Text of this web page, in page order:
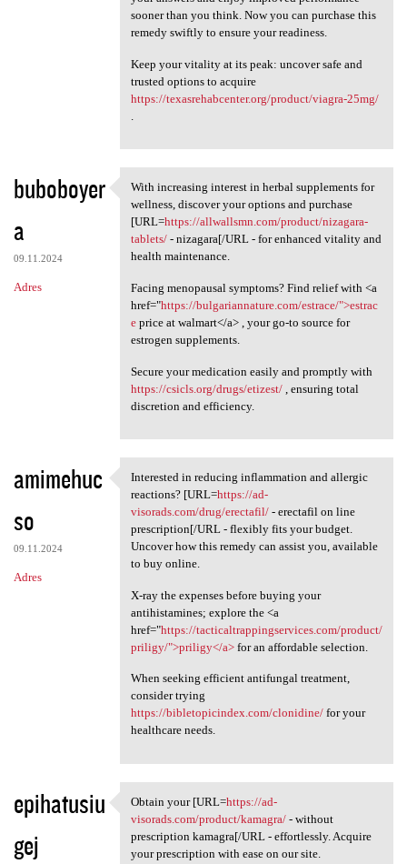
sooner than you think. Now you can purchase this
remedy swiftly to ensure your readiness.
Keep your vitality at its peak: uncover safe and
trusted options to acquire
https://texasrehabcenter.org/product/viagra-25mg/
buboboyer
a
09.11.2024
Adres
With increasing interest in
With increasing interest in herbal supplements for
wellness, discover your options and purchase
[URL=https://allwallsmn.com/product/nizagara-
tablets/- nizagara[/URL - for enhanced vitality and
health maintenance.
Facing menopausal symptoms? Find relief with <a
href="https://bulgariannature.com/estrace/">estrac
eprice at walmart</a> , your go-to source for
estrogen supplements.
Secure your medication easily and promptly with
https://csicls.org/drugs/etizest/, ensuring total
discretion and efficiency.
amimehuc
so
09.11.2024
Adres
Interested in reducing
Interested in reducing inflammation and allergic
reactions? [URL=https://ad-
visorads.com/drug/erectafil/- erectafil on line
prescription[/URL - flexibly fits your budget.
Uncover how this remedy can assist you, available
to buy online.
X-ray the expenses before buying your
antihistamines; explore the <a
href="https://tacticaltrappingservices.com/product/
priligy/">priligy</a>for an affordable selection.
When seeking efficient antifungal treatment,
consider trying
https://bibletopicindex.com/clonidine/for your
healthcare needs.
epihatusiu
gej
Obtain your [URL=https://ad
Obtain your [URL=https://ad-
visorads.com/product/kamagra/- without
prescription kamagra[/URL - effortlessly. Acquire
your prescription with ease on our site.